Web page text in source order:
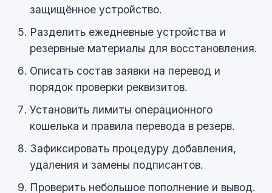
защищённое устройство.
Разделить ежедневные устройства и
резервные материалы для восстановления.
Описать состав заявки на перевод и
порядок проверки реквизитов.
Установить лимиты операционного
кошелька и правила перевода в резерв.
Зафиксировать процедуру добавления,
удаления и замены подписантов.
Проверить небольшое пополнение и вывод.